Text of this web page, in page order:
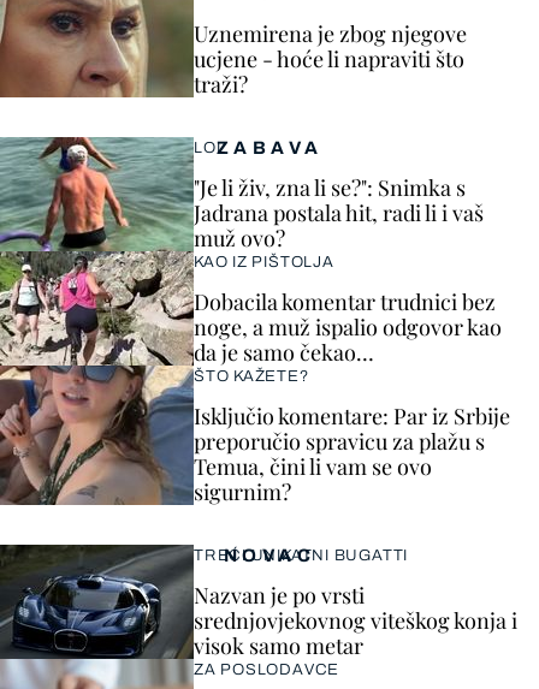
ZABAVA
LOL
"Je li živ, zna li se?": Snimka s
Jadrana postala hit, radi li i vaš
muž ovo?
KAO IZ PIŠTOLJA
Dobacila komentar trudnici bez
noge, a muž ispalio odgovor kao
da je samo čekao…
ŠTO KAŽETE?
Isključio komentare: Par iz Srbije
preporučio spravicu za plažu s
Temua, čini li vam se ovo
sigurnim?
Uznemirena je zbog njegove
ucjene - hoće li napraviti što
traži?
NOVAC
TREĆI UNIKATNI BUGATTI
Nazvan je po vrsti
srednjovjekovnog viteškog konja i
visok samo metar
ZA POSLODAVCE